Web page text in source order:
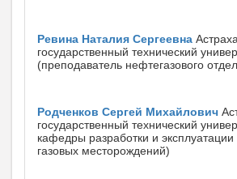
Ревина Наталия Сергеевна
государственный технический
(преподаватель нефтегазового
Родченков Сергей Михайлович
государственный технический
кафедры разработки и
газовых месторождений)